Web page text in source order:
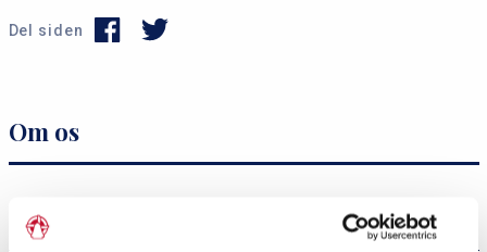
Del siden
P
r
m
s
e
Om os
Medarbejdere